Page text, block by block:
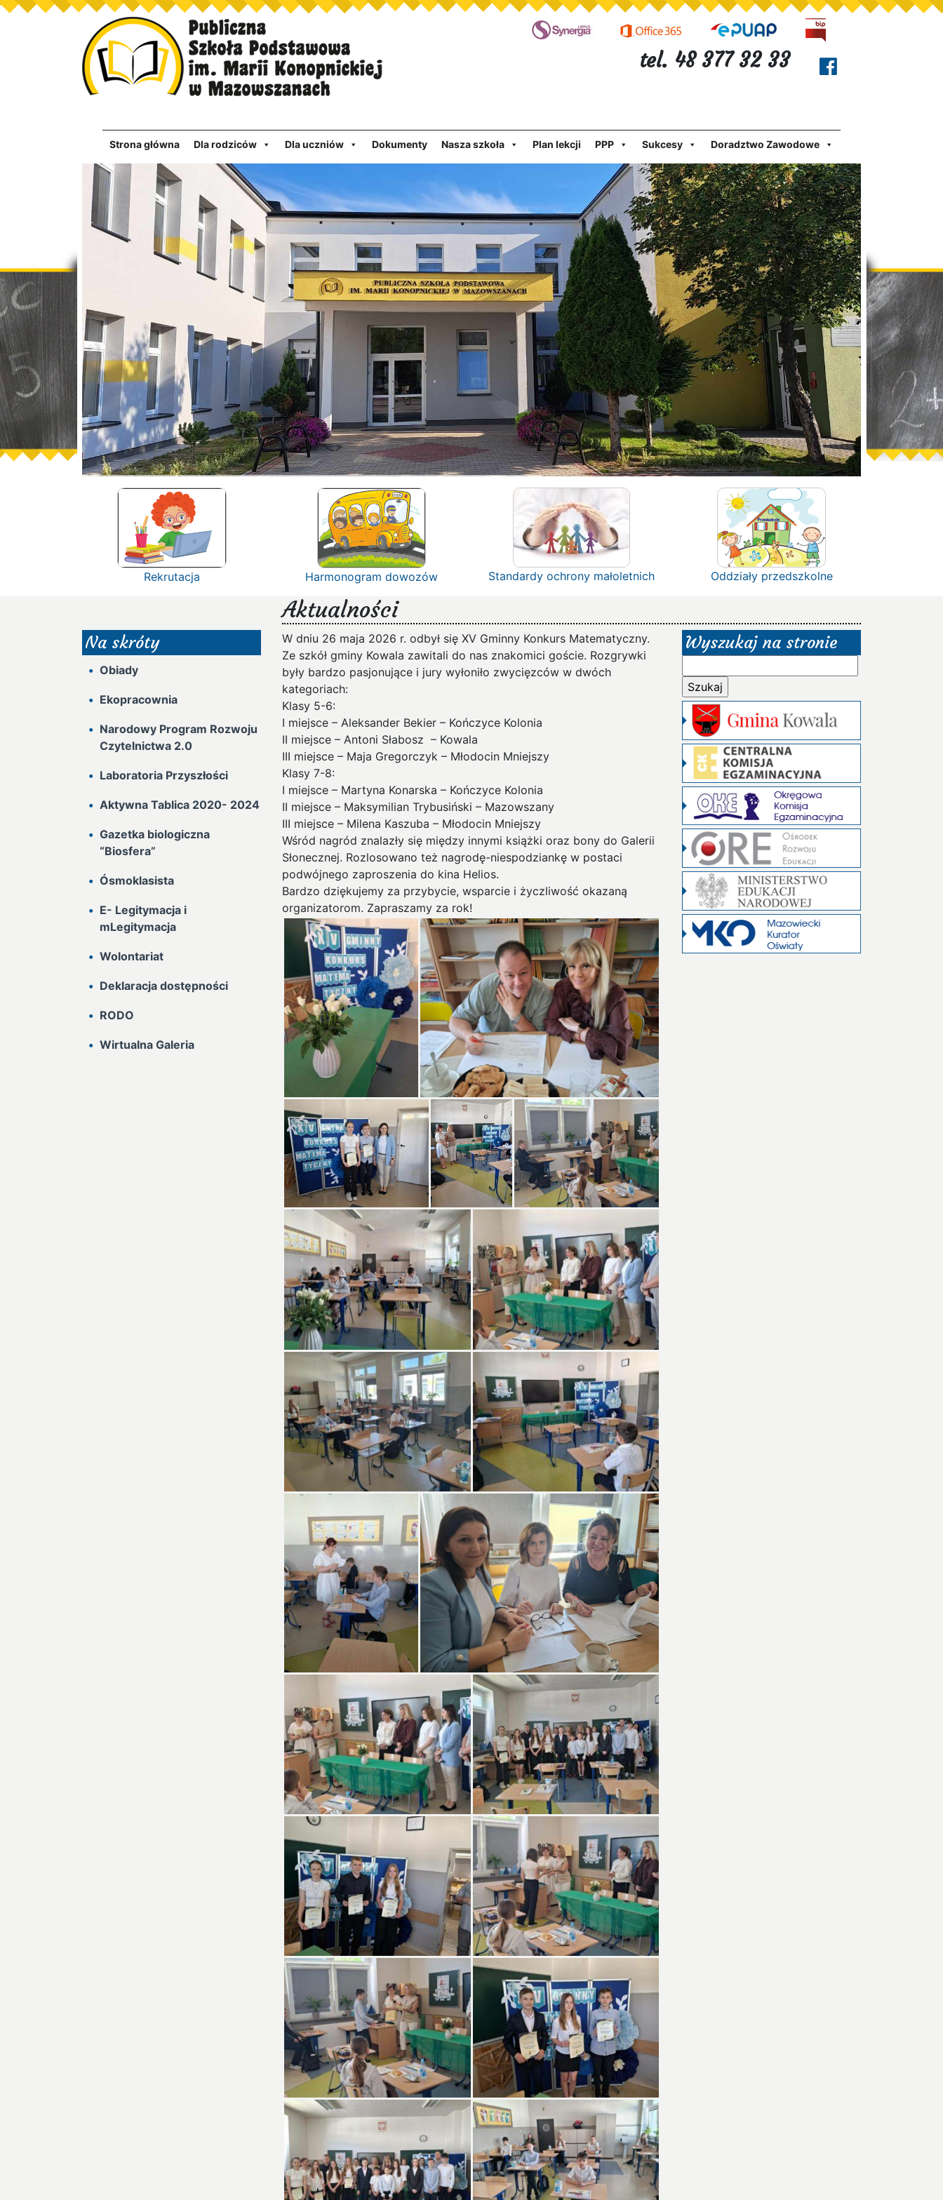
tel. 48 377 32 33
Strona główna Dla rodziców Dla uczniów Dokumenty Nasza szkoła Plan lekcji PPP Sukcesy Doradztwo Zawodowe
Rekrutacja Harmonogram dowozów Standardy ochrony małoletnich Oddziały przedszkolne
Aktualności
Na skróty
Obiady
Ekopracownia
Narodowy Program Rozwoju
Czytelnictwa 2.0
Laboratoria Przyszłości
Aktywna Tablica 2020- 2024
Gazetka biologiczna
“Biosfera”
Ósmoklasista
E- Legitymacja i
mLegitymacja
Wolontariat
Deklaracja dostępności
RODO
Wirtualna Galeria
W dniu 26 maja 2026 r. odbył się XV Gminny Konkurs Matematyczny.
Ze szkół gminy Kowala zawitali do nas znakomici goście. Rozgrywki
były bardzo pasjonujące i jury wyłoniło zwycięzców w dwóch
kategoriach:
Klasy 5-6:
I miejsce – Aleksander Bekier – Kończyce Kolonia
II miejsce – Antoni Słabosz – Kowala
III miejsce – Maja Gregorczyk – Młodocin Mniejszy
Klasy 7-8:
I miejsce – Martyna Konarska – Kończyce Kolonia
II miejsce – Maksymilian Trybusiński – Mazowszany
III miejsce – Milena Kaszuba – Młodocin Mniejszy
Wśród nagród znalazły się między innymi książki oraz bony do Galerii
Słonecznej. Rozlosowano też nagrodę-niespodziankę w postaci
podwójnego zaproszenia do kina Helios.
Bardzo dziękujemy za przybycie, wsparcie i życzliwość okazaną
organizatorom. Zapraszamy za rok!
Wyszukaj na stronie